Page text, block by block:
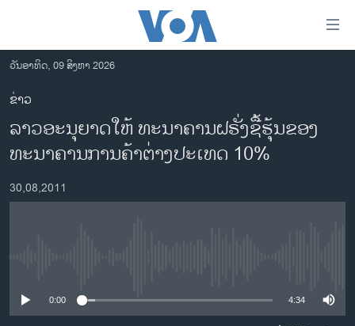
ເຂົ້າ
ຫາ
ຂ້າມ
ຂ້າມ
ຂ້າມ
ໄປ
ຫາ
ຊອກ
ອາເມຣິກາ
ການເລືອກຕັ້ງ ປະທານາທີບໍດີ ສະຫະລັດ 2024
ຂ່າວ​ຈີນ
ຊີວິດຊາວລາວ
ວັນອາທິດ, 09 ສິງຫາ 2026
ຂ່າວ
ລາວອະນຸຍາດໃຫ້ ທະນາຄານຝຣັ່ງຊື້ຮຸ້ນຂອງ
ທະນາຄານການຄ້າຕ່າງປະເທດ 10%
30,08,2011
0:00 4:34